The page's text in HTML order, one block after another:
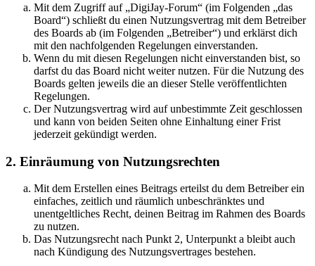
Mit dem Zugriff auf „DigiJay-Forum“ (im Folgenden „das
Board“) schließt du einen Nutzungsvertrag mit dem Betreiber
des Boards ab (im Folgenden „Betreiber“) und erklärst dich
mit den nachfolgenden Regelungen einverstanden.
Wenn du mit diesen Regelungen nicht einverstanden bist, so
darfst du das Board nicht weiter nutzen. Für die Nutzung des
Boards gelten jeweils die an dieser Stelle veröffentlichten
Regelungen.
Der Nutzungsvertrag wird auf unbestimmte Zeit geschlossen
und kann von beiden Seiten ohne Einhaltung einer Frist
jederzeit gekündigt werden.
2. Einräumung von Nutzungsrechten
Mit dem Erstellen eines Beitrags erteilst du dem Betreiber ein
einfaches, zeitlich und räumlich unbeschränktes und
unentgeltliches Recht, deinen Beitrag im Rahmen des Boards
zu nutzen.
Das Nutzungsrecht nach Punkt 2, Unterpunkt a bleibt auch
nach Kündigung des Nutzungsvertrages bestehen.